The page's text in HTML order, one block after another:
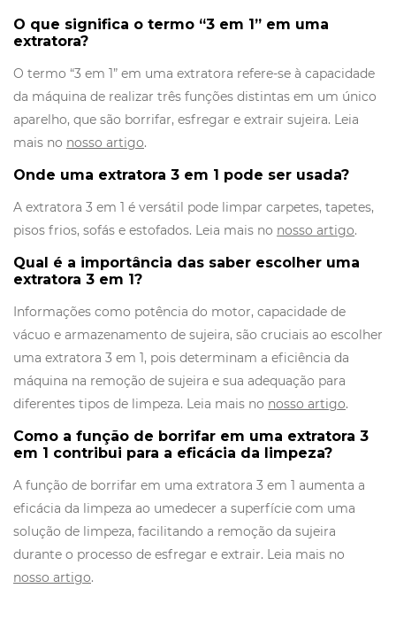
O que significa o termo “3 em 1” em uma
extratora?
O termo “3 em 1” em uma extratora refere-se à capacidade
da máquina de realizar três funções distintas em um único
aparelho, que são borrifar, esfregar e extrair sujeira. Leia
mais no nosso artigo.
Onde uma extratora 3 em 1 pode ser usada?
A extratora 3 em 1 é versátil pode limpar carpetes, tapetes,
pisos frios, sofás e estofados. Leia mais no nosso artigo.
Qual é a importância das saber escolher uma
extratora 3 em 1?
Informações como potência do motor, capacidade de
vácuo e armazenamento de sujeira, são cruciais ao escolher
uma extratora 3 em 1, pois determinam a eficiência da
máquina na remoção de sujeira e sua adequação para
diferentes tipos de limpeza. Leia mais no nosso artigo.
Como a função de borrifar em uma extratora 3
em 1 contribui para a eficácia da limpeza?
A função de borrifar em uma extratora 3 em 1 aumenta a
eficácia da limpeza ao umedecer a superfície com uma
solução de limpeza, facilitando a remoção da sujeira
durante o processo de esfregar e extrair. Leia mais no
nosso artigo.